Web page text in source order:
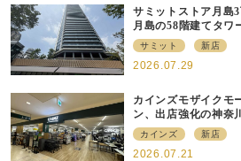
サミットストア月島
月島の58階建てタワ
の小商圏型店を出店
サミット 新店
2026.07.29
カインズモザイクモ
ン、出店強化の神奈
型店
カインズ 新店
2026.07.21